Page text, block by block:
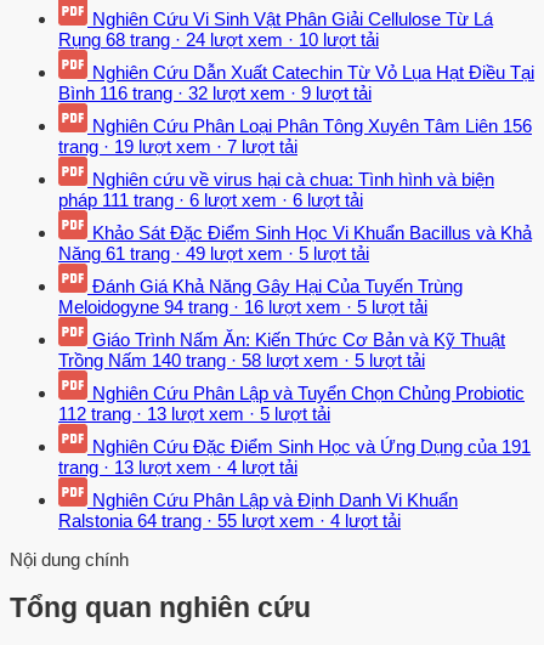
Nghiên Cứu Vi Sinh Vật Phân Giải Cellulose Từ Lá
Rụng 68 trang · 24 lượt xem · 10 lượt tải
Nghiên Cứu Dẫn Xuất Catechin Từ Vỏ Lụa Hạt Điều Tại
Bình 116 trang · 32 lượt xem · 9 lượt tải
Nghiên Cứu Phân Loại Phân Tông Xuyên Tâm Liên 156
trang · 19 lượt xem · 7 lượt tải
Nghiên cứu về virus hại cà chua: Tình hình và biện
pháp 111 trang · 6 lượt xem · 6 lượt tải
Khảo Sát Đặc Điểm Sinh Học Vi Khuẩn Bacillus và Khả
Năng 61 trang · 49 lượt xem · 5 lượt tải
Đánh Giá Khả Năng Gây Hại Của Tuyến Trùng
Meloidogyne 94 trang · 16 lượt xem · 5 lượt tải
Giáo Trình Nấm Ăn: Kiến Thức Cơ Bản và Kỹ Thuật
Trồng Nấm 140 trang · 58 lượt xem · 5 lượt tải
Nghiên Cứu Phân Lập và Tuyển Chọn Chủng Probiotic
112 trang · 13 lượt xem · 5 lượt tải
Nghiên Cứu Đặc Điểm Sinh Học và Ứng Dụng của 191
trang · 13 lượt xem · 4 lượt tải
Nghiên Cứu Phân Lập và Định Danh Vi Khuẩn
Ralstonia 64 trang · 55 lượt xem · 4 lượt tải
Nội dung chính
Tổng quan nghiên cứu